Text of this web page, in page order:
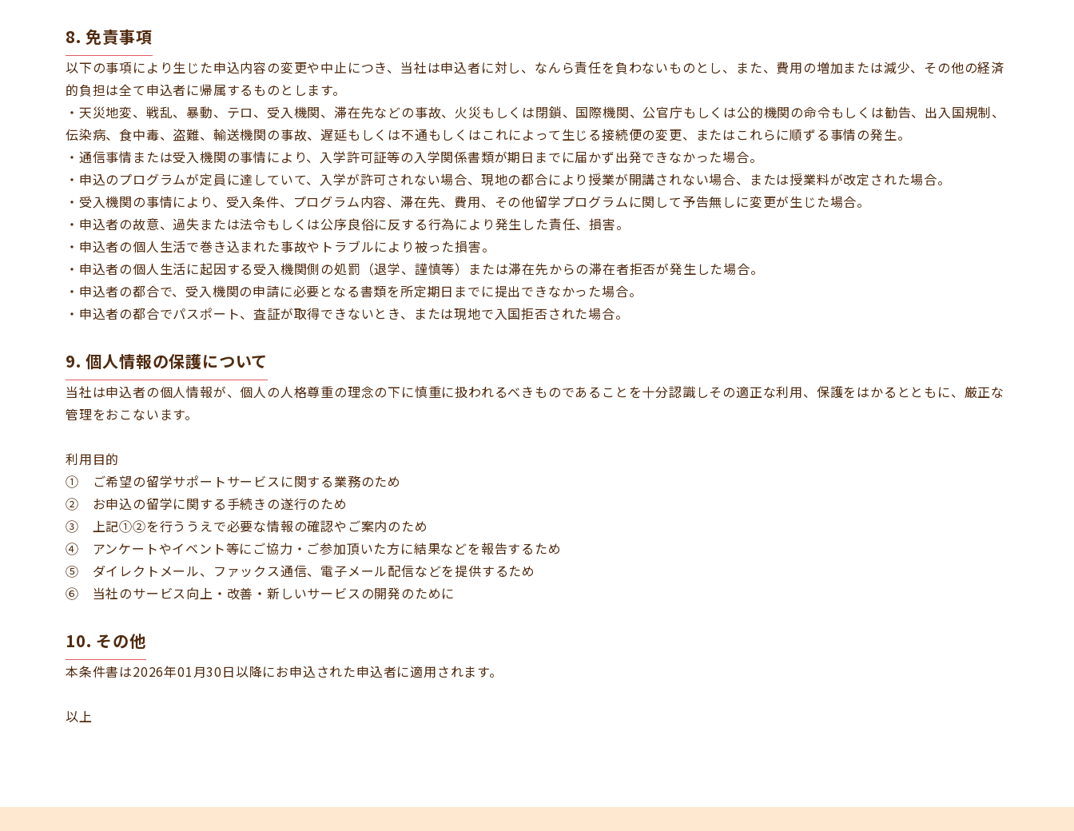
8. 免責事項
以下の事項により生じた申込内容の変更や中止につき、当社は申込者に対し、なんら責任を負わないものとし、また、費用の増加または減少、その他の経済
的負担は全て申込者に帰属するものとします。
・天災地変、戦乱、暴動、テロ、受入機関、滞在先などの事故、火災もしくは閉鎖、国際機関、公官庁もしくは公的機関の命令もしくは勧告、出入国規制、
伝染病、食中毒、盗難、輸送機関の事故、遅延もしくは不通もしくはこれによって生じる接続便の変更、またはこれらに順ずる事情の発生。
・通信事情または受入機関の事情により、入学許可証等の入学関係書類が期日までに届かず出発できなかった場合。
・申込のプログラムが定員に達していて、入学が許可されない場合、現地の都合により授業が開講されない場合、または授業料が改定された場合。
・受入機関の事情により、受入条件、プログラム内容、滞在先、費用、その他留学プログラムに関して予告無しに変更が生じた場合。
・申込者の故意、過失または法令もしくは公序良俗に反する行為により発生した責任、損害。
・申込者の個人生活で巻き込まれた事故やトラブルにより被った損害。
・申込者の個人生活に起因する受入機関側の処罰（退学、謹慎等）または滞在先からの滞在者拒否が発生した場合。
・申込者の都合で、受入機関の申請に必要となる書類を所定期日までに提出できなかった場合。
・申込者の都合でパスポート、査証が取得できないとき、または現地で入国拒否された場合。
9. 個人情報の保護について
当社は申込者の個人情報が、個人の人格尊重の理念の下に慎重に扱われるべきものであることを十分認識しその適正な利用、保護をはかるとともに、厳正な
管理をおこないます。
利用目的
① ご希望の留学サポートサービスに関する業務のため
② お申込の留学に関する手続きの遂行のため
③ 上記①②を行ううえで必要な情報の確認やご案内のため
④ アンケートやイベント等にご協力・ご参加頂いた方に結果などを報告するため
⑤ ダイレクトメール、ファックス通信、電子メール配信などを提供するため
⑥ 当社のサービス向上・改善・新しいサービスの開発のために
10. その他
本条件書は2026年01月30日以降にお申込された申込者に適用されます。
以上